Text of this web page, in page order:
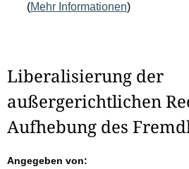
(Mehr Informationen)
Liberalisierung der
außergerichtlichen
Aufhebung des
Angegeben von: